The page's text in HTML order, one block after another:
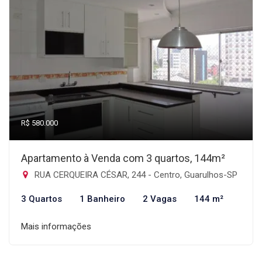
R$ 580.000
Apartamento à Venda com 3 quartos, 144m²
RUA CERQUEIRA CÉSAR, 244 - Centro, Guarulhos-SP
3 Quartos 1 Banheiro 2 Vagas 144 m²
Mais informações